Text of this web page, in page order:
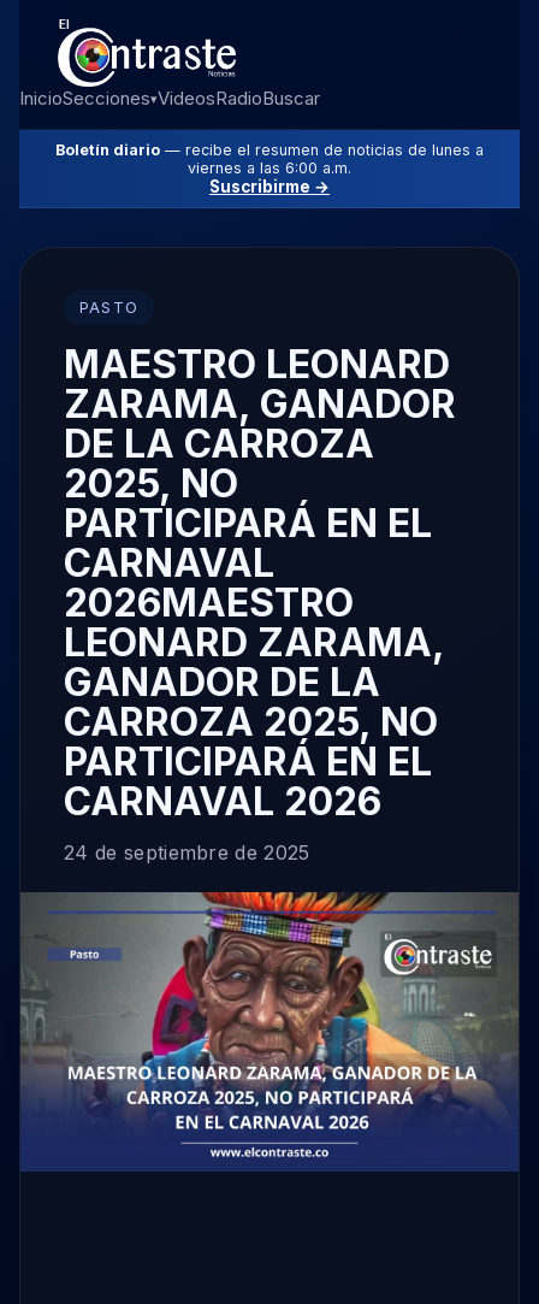
InicioSecciones▾VideosRadioBuscar
Boletín diario — recibe el resumen de noticias de lunes a
viernes a las 6:00 a.m.
Suscribirme →
PASTO
MAESTRO LEONARD
ZARAMA, GANADOR
DE LA CARROZA
2025, NO
PARTICIPARÁ EN EL
CARNAVAL
2026MAESTRO
LEONARD ZARAMA,
GANADOR DE LA
CARROZA 2025, NO
PARTICIPARÁ EN EL
CARNAVAL 2026
24 de septiembre de 2025